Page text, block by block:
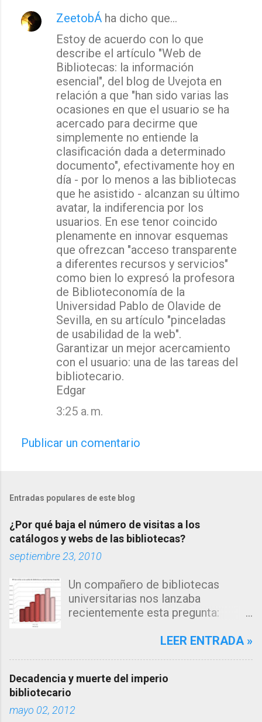
ZeetobÁ ha dicho que…
Estoy de acuerdo con lo que
describe el artículo "Web de
Bibliotecas: la información
esencial", del blog de Uvejota en
relación a que "han sido varias las
ocasiones en que el usuario se ha
acercado para decirme que
simplemente no entiende la
clasificación dada a determinado
documento", efectivamente hoy en
día - por lo menos a las bibliotecas
que he asistido - alcanzan su último
avatar, la indiferencia por los
usuarios. En ese tenor coincido
plenamente en innovar esquemas
que ofrezcan "acceso transparente
a diferentes recursos y servicios"
como bien lo expresó la profesora
de Biblioteconomía de la
Universidad Pablo de Olavide de
Sevilla, en su artículo "pinceladas
de usabilidad de la web".
Garantizar un mejor acercamiento
con el usuario: una de las tareas del
bibliotecario.
Edgar
3:25 a. m.
Publicar un comentario
Entradas populares de este blog
¿Por qué baja el número de visitas a los
catálogos y webs de las bibliotecas?
septiembre 23, 2010
Un compañero de bibliotecas
universitarias nos lanzaba
recientemente esta pregunta:
en el número de consultas, tanto a
últimos años... me inclino a pensar
que la explicación estará en los
algoritmos de búsqueda de los
LEER ENTRADA »
Decadencia y muerte del imperio
bibliotecario
mayo 02, 2012